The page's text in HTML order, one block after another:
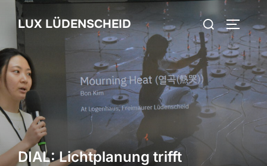
Zum
Inhalt
springen
LUX LÜDENSCHEID
Suchen
nach:
DIAL: Lichtplanung trifft